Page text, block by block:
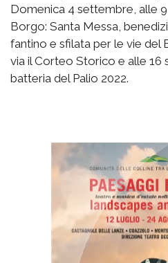
Domenica 4 settembre, alle
Borgo: Santa Messa,
fantino e sfilata per le vie del
via il Corteo Storico e alle 16
batteria del Palio 2022.